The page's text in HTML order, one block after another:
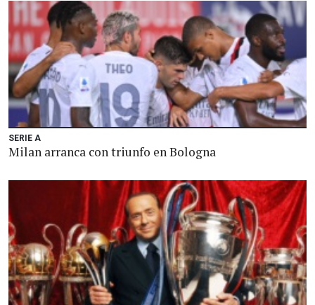
SERIE A
Milan arranca con triunfo en Bologna